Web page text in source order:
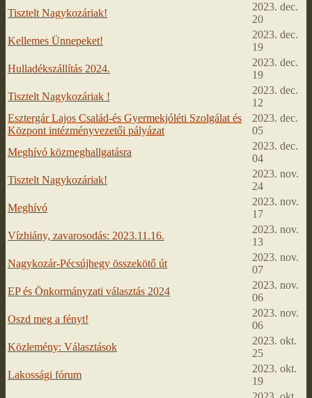
Tisztelt Nagykozáriak!
2023. dec.
20
Kellemes Ünnepeket!
2023. dec.
19
Hulladékszállítás 2024.
2023. dec.
19
Tisztelt Nagykozáriak !
2023. dec.
12
Esztergár Lajos Család-és Gyermekjóléti Szolgálat és
Központ intézményvezetői pályázat
2023. dec.
05
Meghívó közmeghallgatásra
2023. dec.
04
Tisztelt Nagykozáriak!
2023. nov.
24
Meghívó
2023. nov.
17
Vízhiány, zavarosodás: 2023.11.16.
2023. nov.
13
Nagykozár-Pécsújhegy összekötő út
2023. nov.
07
EP és Önkormányzati választás 2024
2023. nov.
06
Oszd meg a fényt!
2023. nov.
06
Közlemény: Választások
2023. okt.
25
Lakossági fórum
2023. okt.
19